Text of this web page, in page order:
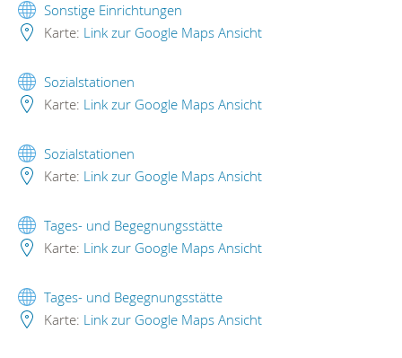
Sonstige Einrichtungen
Karte: Link zur Google Maps Ansicht
Sozialstationen
Karte: Link zur Google Maps Ansicht
Sozialstationen
Karte: Link zur Google Maps Ansicht
Tages- und Begegnungsstätte
Karte: Link zur Google Maps Ansicht
Tages- und Begegnungsstätte
Karte: Link zur Google Maps Ansicht